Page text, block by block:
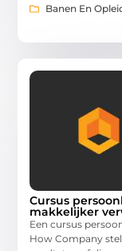
Banen En
Cursus
makkelijker
Een cursus
How Company